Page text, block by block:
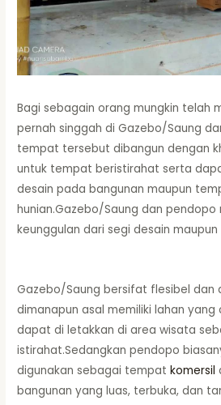
Bagi sebagain orang mungkin telah
pernah singgah di Gazebo/Saung
tempat tersebut dibangun dengan
untuk tempat beristirahat serta
desain pada bangunan maupun
hunian.Gazebo/Saung dan pendopo
keunggulan dari segi desain
Gazebo/Saung bersifat flesibel
dimanapun asal memiliki lahan yang
dapat di letakkan di area wisata
istirahat.Sedangkan pendopo
digunakan sebagai tempatkomersil
bangunan yang luas, terbuka, dan